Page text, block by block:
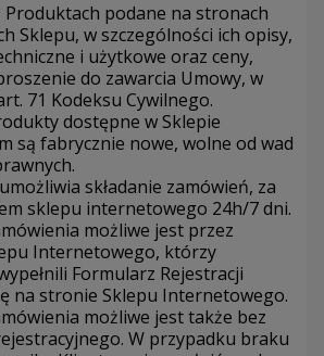
podane na stronach
Sklepu, w szczególności ich opisy,
i użytkowe oraz ceny,
do zawarcia Umowy, w
71 Kodeksu Cywilnego.
dostępne w Sklepie
są fabrycznie nowe, wolne od wad
składanie zamówień, za
sklepu internetowego 24h/7 dni.
możliwe jest przez
Internetowego, którzy
Formularz Rejestracji
na stronie Sklepu Internetowego.
możliwe jest także bez
W przypadku braku